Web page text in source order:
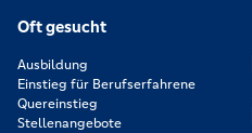
Oft gesucht
Ausbildung
Einstieg für Berufserfahrene
Quereinstieg
Stellenangebote